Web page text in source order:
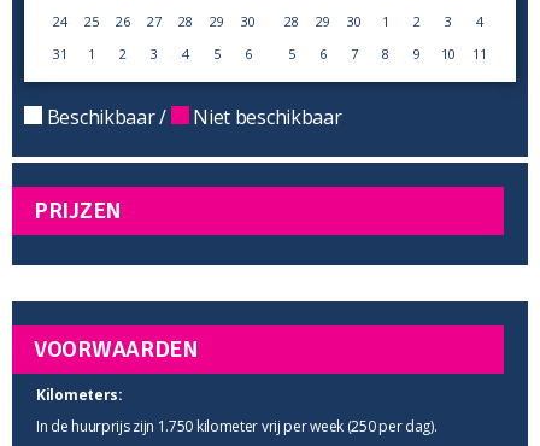
24
25 26 27 28 29
30
31
1 2 3 4 5 6
28
29 30 1 2 3
4
5
6 7 8 9 10 11
Beschikbaar / Niet beschikbaar
PRIJZEN
VOORWAARDEN
Kilometers:
In de huurprijs zijn 1.750 kilometer vrij per week (250 per dag).